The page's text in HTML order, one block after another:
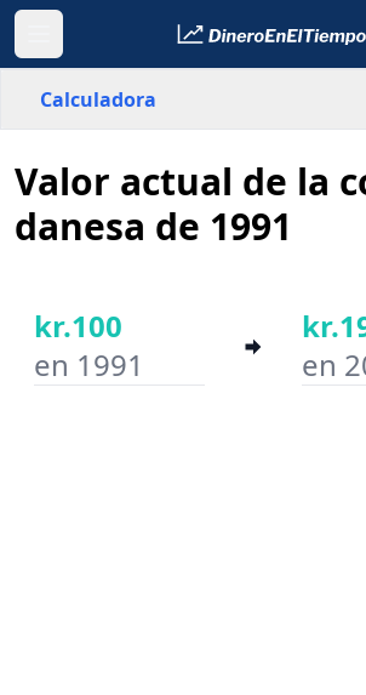
Calculadora
País
Año inicial
Valor actual de la
danesa de 1991
kr.100
en 1991
en